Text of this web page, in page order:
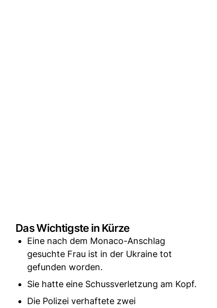
Das Wichtigste in Kürze
Eine nach dem Monaco-Anschlag
gesuchte Frau ist in der Ukraine tot
gefunden worden.
Sie hatte eine Schussverletzung am Kopf.
Die Polizei verhaftete zwei